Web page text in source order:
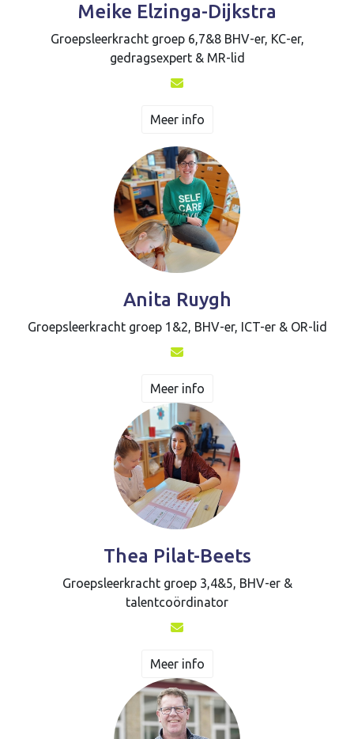
Meike Elzinga-Dijkstra
Groepsleerkracht groep 6,7&8 BHV-er, KC-er,
gedragsexpert & MR-lid
Meer info
Anita Ruygh
Groepsleerkracht groep 1&2, BHV-er, ICT-er & OR-lid
Meer info
Thea Pilat-Beets
Groepsleerkracht groep 3,4&5, BHV-er &
talentcoördinator
Meer info